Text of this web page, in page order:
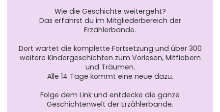
Wie die Geschichte weitergeht?
Das erfährst du im Mitgliederbereich der
Erzählerbande.
Dort wartet die komplette Fortsetzung und über 300
weitere Kindergeschichten zum Vorlesen, Mitfiebern
und Träumen.
Alle 14 Tage kommt eine neue dazu.
Folge dem Link und entdecke die ganze
Geschichtenwelt der Erzählerbande.